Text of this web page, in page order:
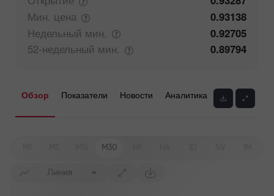
Мин. цена
0.93138
Недельный мин.
0.92705
52-недельный мин. 0.89794
Обзор Показатели Новости Аналитика
M30
Линия